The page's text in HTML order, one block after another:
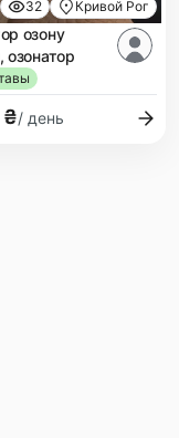
32 Кривой Рог
озону
озонатор
₴/ день